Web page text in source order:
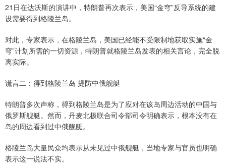
21日在达沃斯的演讲中，特朗普再次表示，美国“金穹”反导系统的建
设需要得到格陵兰岛。
对此，专家表示，在格陵兰岛，美国已经能不受限制地获取实施“金
穹”计划所需的一切资源，特朗普就格陵兰岛发表的相关言论，完全脱
离实际。
谎言二：得到格陵兰岛 提防中俄舰艇
特朗普多次声称，得到格陵兰岛是为了应对在该岛周边活动的中国与
俄罗斯舰艇。然而，丹麦北极联合司令部司令明确表示，根本没有在
岛的周边看到过中俄舰艇。
格陵兰岛大量民众均表示从未见过中俄舰艇，当地专家与官员也明确
表示这一说法不实。